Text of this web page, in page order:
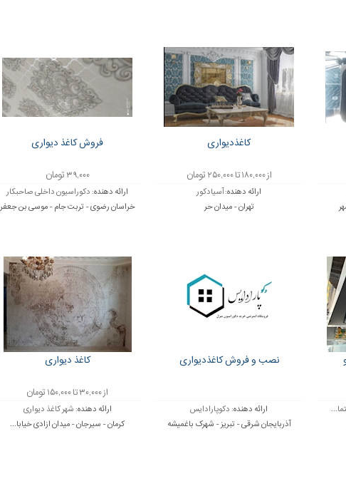
کاغذدیواری
از ۱۸۰,۰۰۰ تا ۲۵۰,۰۰۰ تومان
ارائه دهنده:آسیادکور
تهران - میدان حر
فروش کاغذ دیواری
۳۹,۰۰۰ تومان
ارائه دهنده: دکوراسیون داخلی صاحبکار
خراسان رضوی - تربت جام - موسی بن جعفر
نصب و فروش کاغذدیواری
ارائه دهنده: دکوپارادایس
آذربایجان شرقی - تبریز - شهرک باغمیشه
کاغذ دیواری
از ۳۰,۰۰۰ تا ۱۵۰,۰۰۰ تومان
ارائه دهنده: شهر کاغذ دیواری
کرمان - سیرجان - میدان ازادی خیابا...